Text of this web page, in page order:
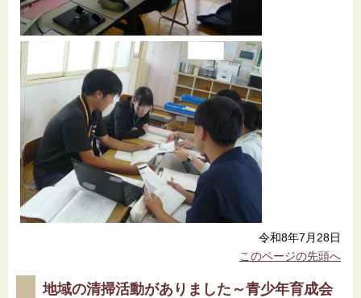
令和8年7月28日
このページの先頭へ
地域の清掃活動がありました～青少年育成会